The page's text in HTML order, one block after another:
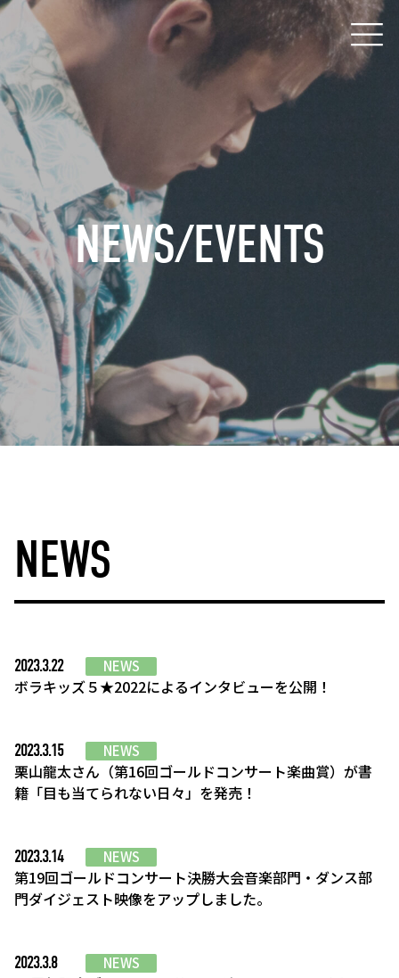
NEWS/EVENTS
NEWS
2023.3.22 NEWS
ボラキッズ５★2022によるインタビューを公開！
2023.3.15 NEWS
栗山龍太さん（第16回ゴールドコンサート楽曲賞）が書
籍「目も当てられない日々」を発売！
2023.3.14 NEWS
第19回ゴールドコンサート決勝大会音楽部門・ダンス部
門ダイジェスト映像をアップしました。
2023.3.8 NEWS